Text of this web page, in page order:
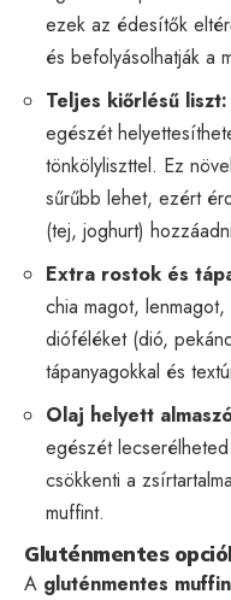
ezek az édesítők
és befolyásolhatják a
Teljes kiőrlésű liszt:
egészét
tönkölyliszttel. Ez
sűrűbb lehet, ezért
(tej, joghurt)
Extra rostok és
chia magot,
dióféléket (dió,
tápanyagokkal és
Olaj helyett
egészét
csökkenti a
muffint.
Gluténmentes
A gluténmentes muffin